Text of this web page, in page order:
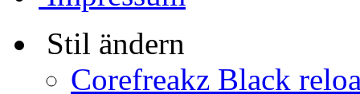
Stil ändern
Corefreakz Black